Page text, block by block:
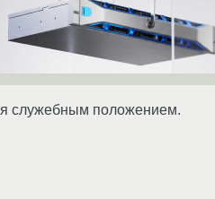
служебным положением.